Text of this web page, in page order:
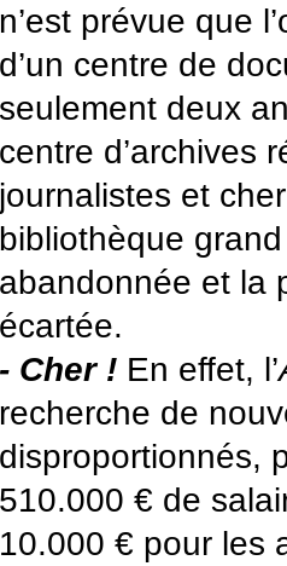
n’est prévue que
d’un centre de
seulement deux
centre d’archives
journalistes et
bibliothèque
abandonnée et la
écartée.
- Cher !En effet, l’
recherche de
disproportionnés,
510.000 € de
10.000 € pour les